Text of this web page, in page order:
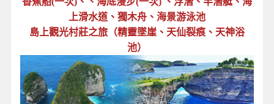
上滑水道、獨木舟、海景游泳池
島上觀光村莊之旅（精靈墜崖、天仙裂痕、天神浴
池）